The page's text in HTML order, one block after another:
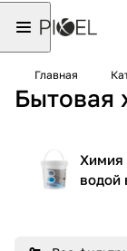
Главная
Бытовая
Химия
водой